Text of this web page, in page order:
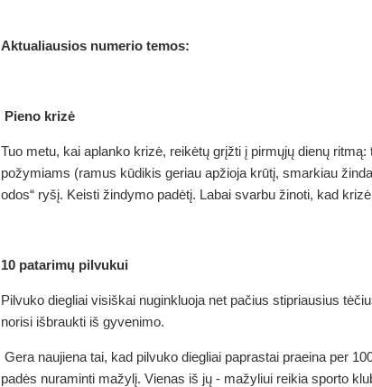
Aktualiausios numerio temos:
Pieno krizė
Tuo metu, kai aplanko krizė, reikėtų grįžti į pirmųjų dienų
požymiams (ramus kūdikis geriau apžioja krūtį, smarkiau
odos“ ryšį. Keisti žindymo padėtį. Labai svarbu žinoti, kad
10 patarimų pilvukui
Pilvuko diegliai visiškai nuginkluoja net pačius stipriausius
norisi išbraukti iš gyvenimo.
Gera naujiena tai, kad pilvuko diegliai paprastai praeina per
padės nuraminti mažylį. Vienas iš jų - mažyliui reikia sporto